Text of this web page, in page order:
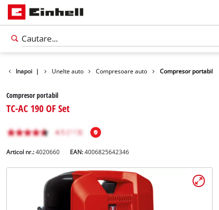
Inapoi |
timp liber Unelte auto Compresoare auto Compresor portabil
Compresor portabil
TC-AC 190 OF Set
Articol nr.: 4020660 EAN:4006825642346